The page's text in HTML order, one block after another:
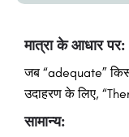
मात्राकेआधारपर:
जब “adequate”
उदाहरणकेलिए,
सामान्य: